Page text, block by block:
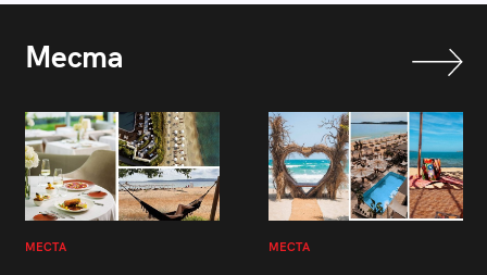
Места
МЕСТА МЕСТА